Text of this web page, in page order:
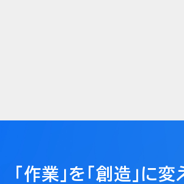
「作業」を「創造」に変